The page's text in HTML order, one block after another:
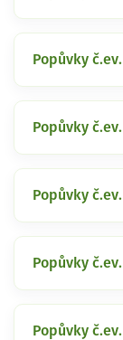
Popůvky č.ev.
Popůvky č.ev.
Popůvky
Popůvky č.ev.
Popůvky